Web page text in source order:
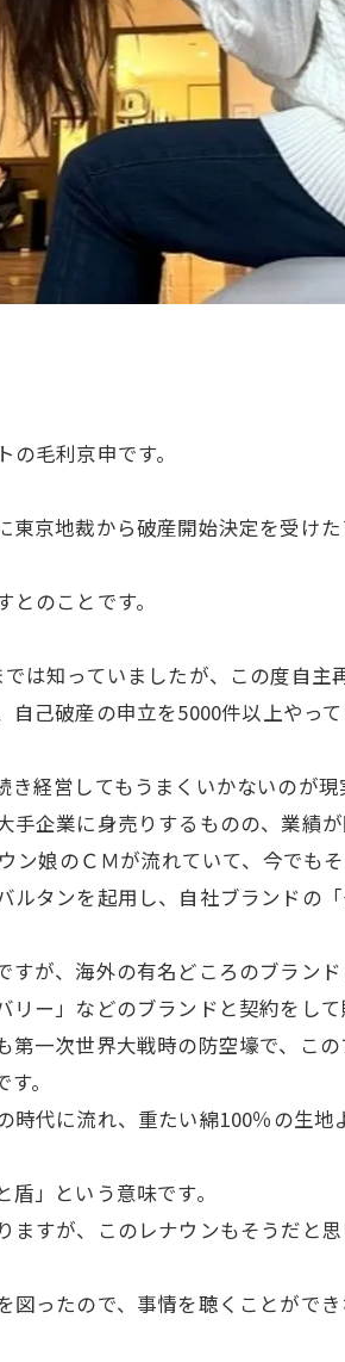
毛利京申です。
京地裁から破産開始決定を受け
のことです。
は知っていましたが、この度自主
己破産の申立を5000件以上やっ
経営してもうまくいかないのが現
企業に身売りするものの、業績
娘のＣＭが流れていて、今でも
ルタンを起用し、自社ブランドの
が、海外の有名どころのブラン
ー」などのブランドと契約をして
一次世界大戦時の防空壕で、こ
。
代に流れ、重たい綿100％の生
」という意味です。
すが、このレナウンもそうだと
ったので、事情を聴くことがで